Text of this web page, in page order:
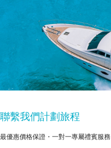
聯繫我們計劃旅程
最優惠價格保證・一對一專屬禮賓服務